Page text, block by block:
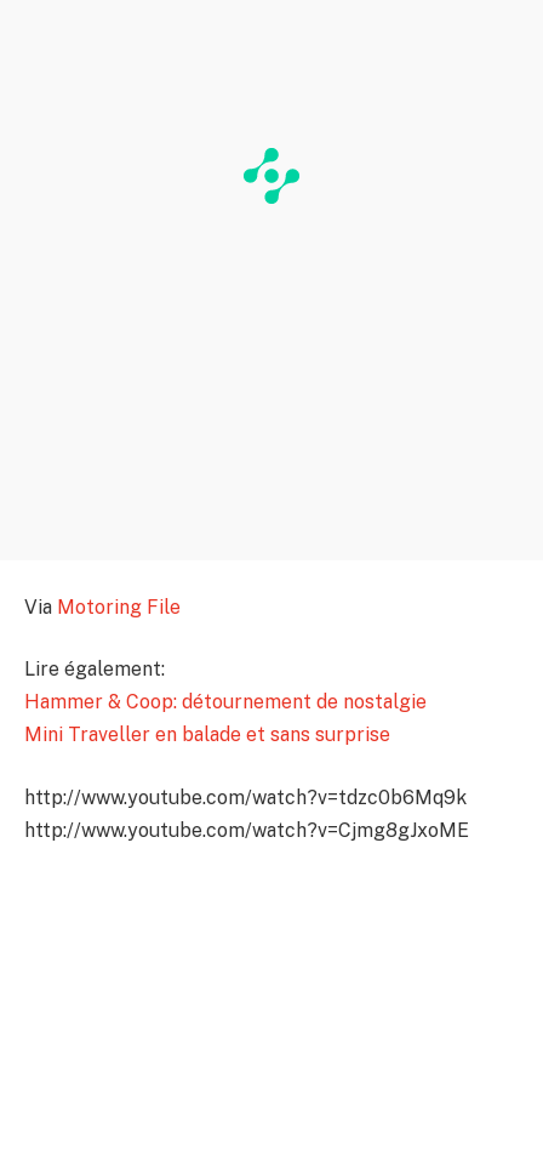
Via Motoring File
Lire également:
Hammer & Coop: détournement de nostalgie
Mini Traveller en balade et sans surprise
http://www.youtube.com/watch?v=tdzc0b6Mq9k
http://www.youtube.com/watch?v=Cjmg8gJxoME